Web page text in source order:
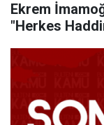
Ekrem
"Herkes